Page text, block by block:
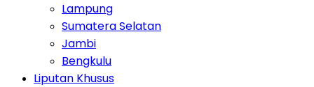
Lampung
Sumatera Selatan
Jambi
Bengkulu
Liputan Khusus